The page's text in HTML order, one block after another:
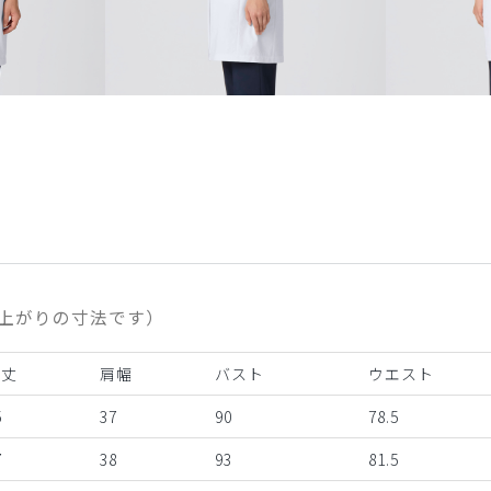
がりの寸法です）
肩幅 バスト
ウエスト
37 90
78.5
38 93 81.5